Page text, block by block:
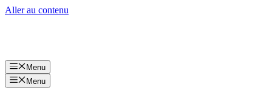
Aller au contenu
Menu
Menu